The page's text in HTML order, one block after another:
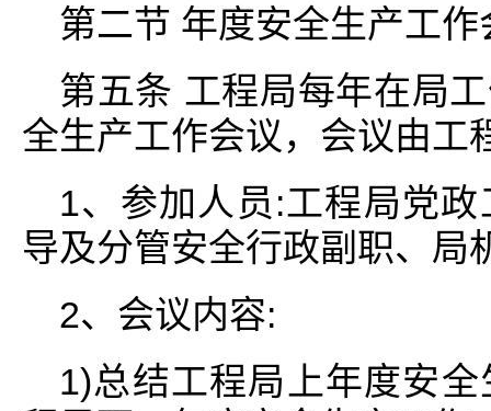
第二节 年度安全生产工作
第五条 工程局每年在局
全生产工作会议，会议由工
1、参加人员:工程局党
导及分管安全行政副职、局
2、会议内容:
1)总结工程局上年度安